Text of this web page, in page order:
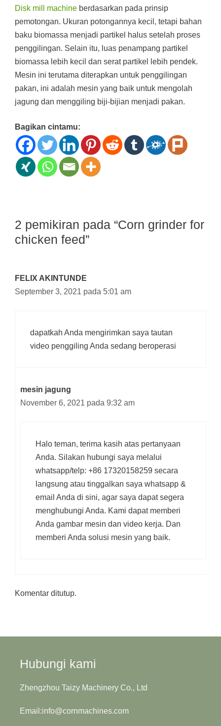
Disk mill machine berdasarkan pada prinsip
pemotongan. Ukuran potongannya kecil, tetapi bahan
baku biomassa menjadi partikel halus setelah proses
penggilingan. Selain itu, luas penampang partikel
biomassa lebih kecil dan serat partikel lebih pendek.
Mesin ini terutama diterapkan untuk penggilingan
pakan, ini adalah mesin yang baik untuk mengolah
jagung dan menggiling biji-bijian menjadi pakan.
Bagikan cintamu:
2 pemikiran pada “Corn grinder for
chicken feed”
FELIX AKINTUNDE
September 3, 2021 pada 5:01 am
dapatkah Anda mengirimkan saya tautan
video penggiling Anda sedang beroperasi
mesin jagung
November 6, 2021 pada 9:32 am
Halo teman, terima kasih atas pertanyaan
Anda. Silakan hubungi saya melalui
whatsapp/telp: +86 17320158259 secara
langsung atau tinggalkan saya whatsapp &
email Anda di sini, agar saya dapat segera
menghubungi Anda. Kami dapat memberi
Anda gambar mesin dan video kerja. Dan
memberi Anda solusi mesin yang baik.
Komentar ditutup.
Hubungi kami
Zhengzhou Taizy Machinery Co., Ltd
Email:info@cornmachines.com